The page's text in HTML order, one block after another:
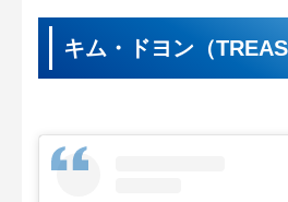
キム・ドヨン（